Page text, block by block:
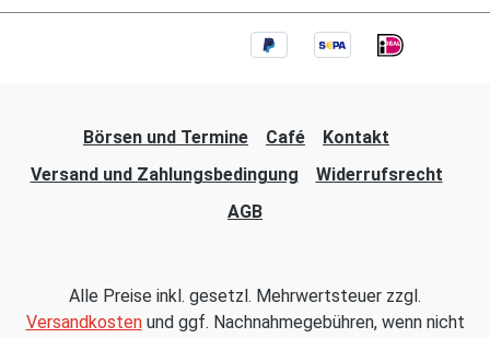
Börsen und Termine Café
Kontakt
Versand und Zahlungsbedingung
Widerrufsrecht
AGB
Alle Preise inkl. gesetzl. Mehrwertsteuer zzgl.
Versandkostenund ggf. Nachnahmegebühren, wenn nicht